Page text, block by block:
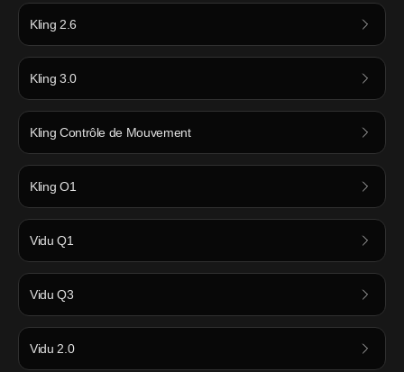
Kling 2.6
Kling 3.0
Kling Contrôle de Mouvement
Kling O1
Vidu Q1
Vidu Q3
Vidu 2.0